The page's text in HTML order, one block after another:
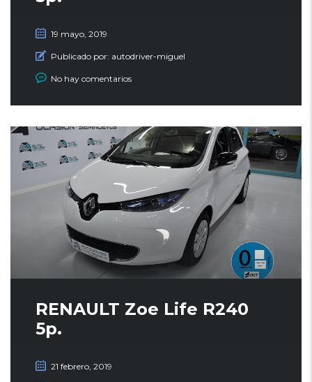
19 mayo, 2019
Publicado por: autodriver-miguel
No hay comentarios
RENAULT Zoe Life R240
5p.
21 febrero, 2019